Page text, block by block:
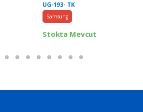
UG-193- TK
Samsung
Stokta Mevcut